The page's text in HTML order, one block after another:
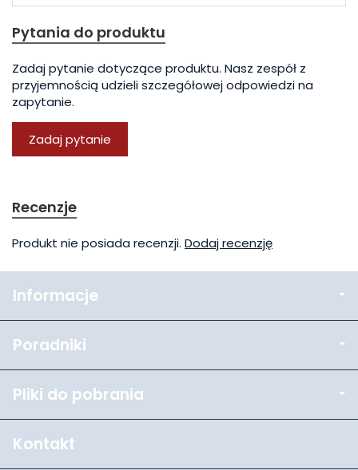
Pytania do produktu
Zadaj pytanie dotyczące produktu. Nasz zespół z
przyjemnością udzieli szczegółowej odpowiedzi na
zapytanie.
Zadaj pytanie
Recenzje
Produkt nie posiada recenzji. Dodaj recenzję
Informacje
Poradniki
Pliki do pobrania
Kontakt